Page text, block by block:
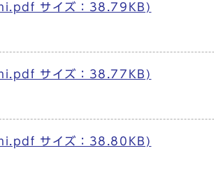
サイズ：38.79KB)
サイズ：38.77KB)
サイズ：38.80KB)